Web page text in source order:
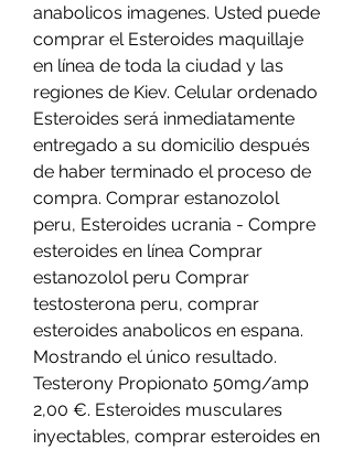
anabolicos imagenes. Usted puede
comprar el Esteroides maquillaje
en línea de toda la ciudad y las
regiones de Kiev. Celular ordenado
Esteroides será inmediatamente
entregado a su domicilio después
de haber terminado el proceso de
compra. Comprar estanozolol
peru, Esteroides ucrania - Compre
esteroides en línea Comprar
estanozolol peru Comprar
testosterona peru, comprar
esteroides anabolicos en espana.
Mostrando el único resultado.
Testerony Propionato 50mg/amp
2,00 €. Esteroides musculares
inyectables, comprar esteroides en